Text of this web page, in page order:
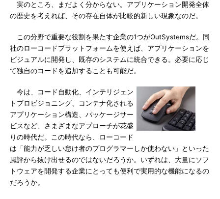
実のところ、まだよく分からない。アプリケーション開発全体
の歴史を考えれば、その存在自体が比較的新しい現象なのだ。
この分野で重要な役割を果たす企業の1つがOutSystemsだ。同
社のローコードプラットフォームを使えば、アプリケーションを
ビジュアルに開発し、既存のシステムに統合できる。必要に応じ
て独自のコードを追加することも可能だ。
今は、コード自動化、インテリジェン
トプロビジョニング、コンテナ化される
アプリケーション構造、パッケージサー
ビスなど、さまざまなアプローチが花盛
りの時代だ。この時代なら、ローコード
は「能力が乏しい怠け者のプログラマーしか使わない」といった
風評から抜け出せるのではないだろうか。いずれは、大量にソフ
トウェアを開発する企業にとっても便利で実用的な機能になるの
だろうか。